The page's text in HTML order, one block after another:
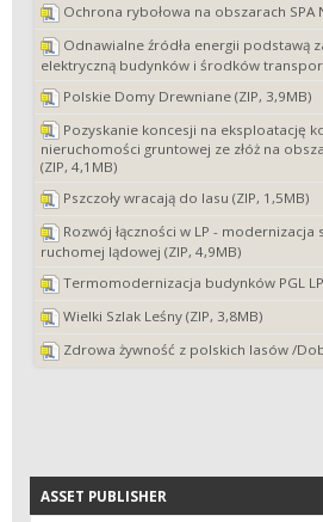
Ochrona rybołowa na obszarach SPA
Odnawialne źródła energii podstawą
elektryczną budynków i środków
Polskie Domy Drewniane (ZIP, 3,9MB)
Pozyskanie koncesji na eksploatację
nieruchomości gruntowej ze złóż na
(ZIP, 4,1MB)
Pszczoły wracają do lasu (ZIP, 1,5MB)
Rozwój łączności w LP -
ruchomej lądowej (ZIP, 4,9MB)
Termomodernizacja budynków PGL LP
Wielki Szlak Leśny (ZIP, 3,8MB)
Zdrowa żywność z polskich lasów /
ASSET PUBLISHER
ASSET PUBLISHER